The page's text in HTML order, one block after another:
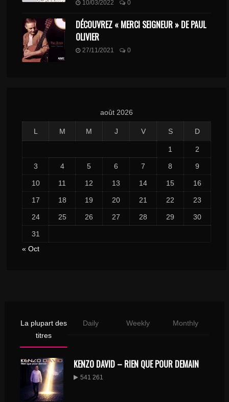
10/03/2022 0
DÉCOUVREZ « MERCI SEIGNEUR » DE PAUL
OLIVIER
27/11/2021 0
août 2026
L M M J V S D
1 2
3 4 5 6 7 8 9
10 11 12 13 14 15 16
17 18 19 20 21 22 23
24 25 26 27 28 29 30
31
« Oct
La plupart des
titres
Daily Weekly Monthly
KENZO DAVID – RIEN QUE POUR DEMAIN
541 261